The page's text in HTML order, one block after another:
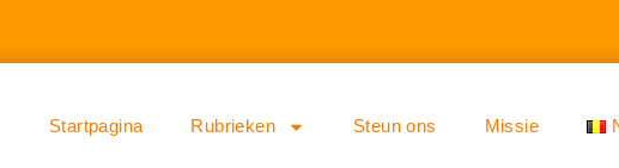
Startpagina Rubrieken Steun ons Missie